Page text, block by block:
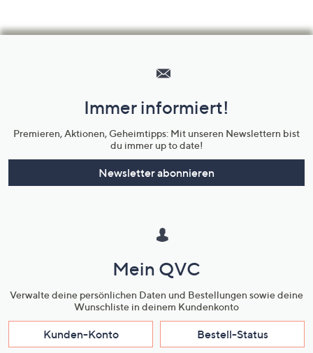
Unternehmensinformationen
Immer informiert!
Premieren, Aktionen, Geheimtipps: Mit unseren Newslettern bist
du immer up to date!
Newsletter abonnieren
Mein QVC
Verwalte deine persönlichen Daten und Bestellungen sowie deine
Wunschliste in deinem Kundenkonto
Kunden-Konto Bestell-Status